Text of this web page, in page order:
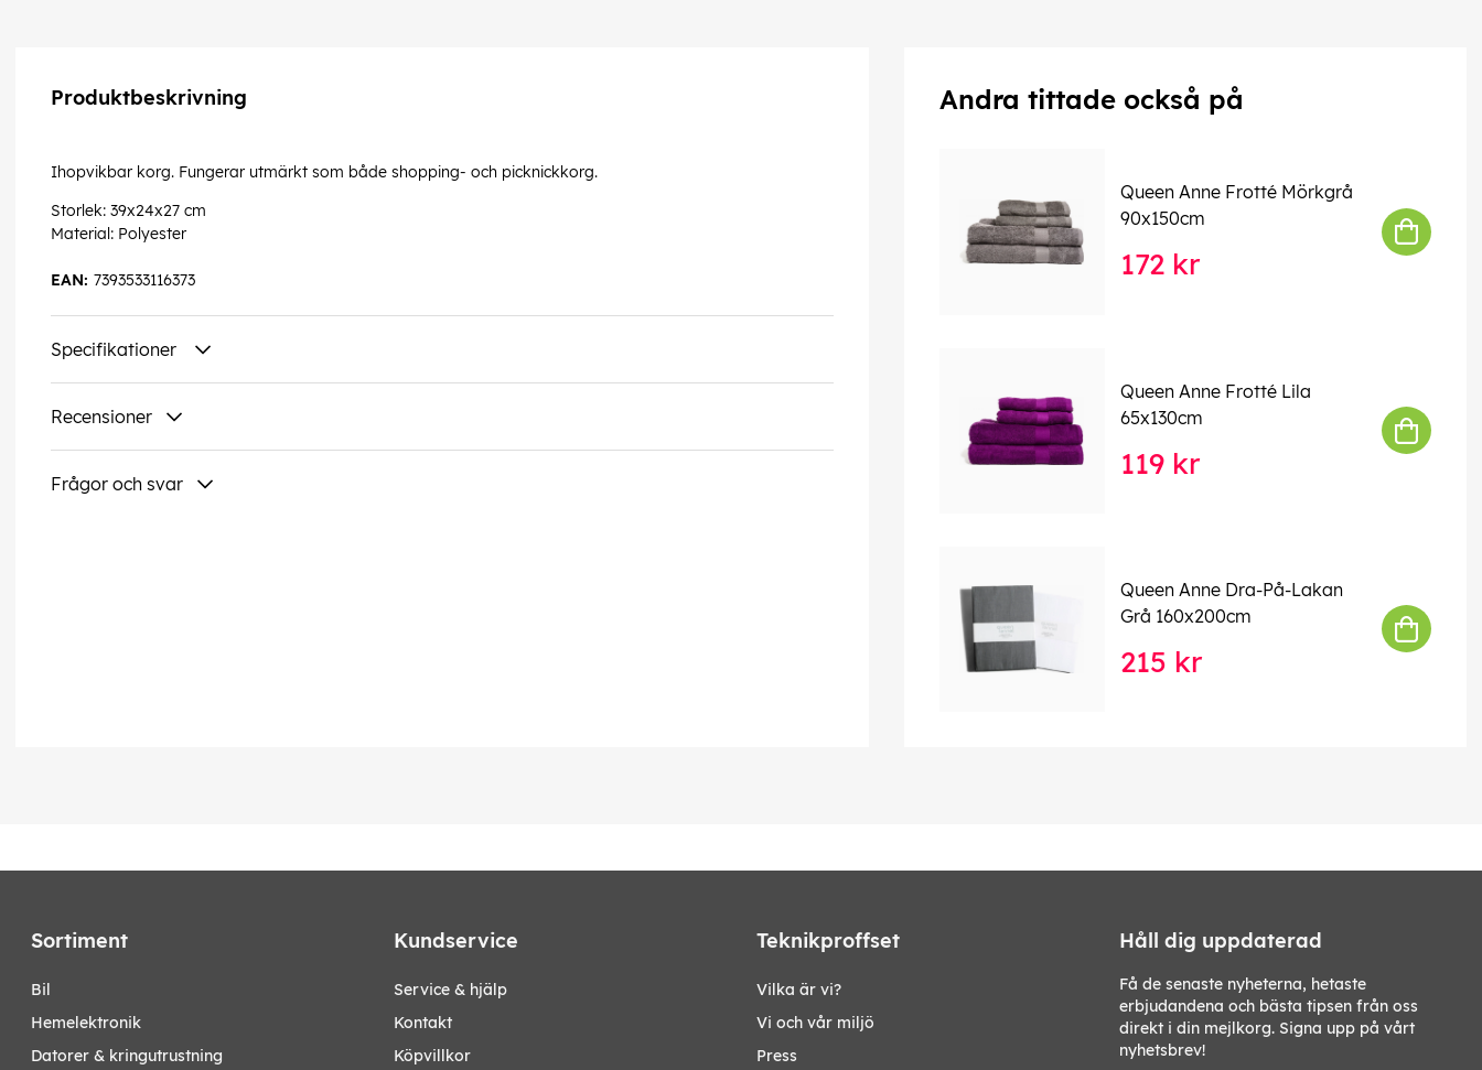
Produktbeskrivning
Ihopvikbar korg. Fungerar utmärkt som både shopping- och picknickkorg.
Storlek: 39x24x27 cm
Material: Polyester
7393533116373
EAN:
Specifikationer
Recensioner
Frågor och svar
Andra tittade också på
Queen Anne Frotté Mörkgrå
90x150cm
172 kr
Queen Anne Frotté Lila
65x130cm
119 kr
Queen Anne Dra-På-Lakan
Grå 160x200cm
215 kr
Sortiment
bil
hemelektronik
datorer & kringutrustning
Kundservice
Service & hjälp
Kontakt
Köpvillkor
Teknikproffset
Vilka är vi?
Vi och vår miljö
Press
Håll dig uppdaterad
Få de senaste nyheterna, hetaste
erbjudandena och bästa tipsen från oss
direkt i din mejlkorg. Signa upp på vårt
nyhetsbrev!